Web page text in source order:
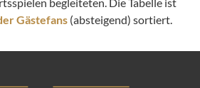
Gästefans (absteigend) sortiert.